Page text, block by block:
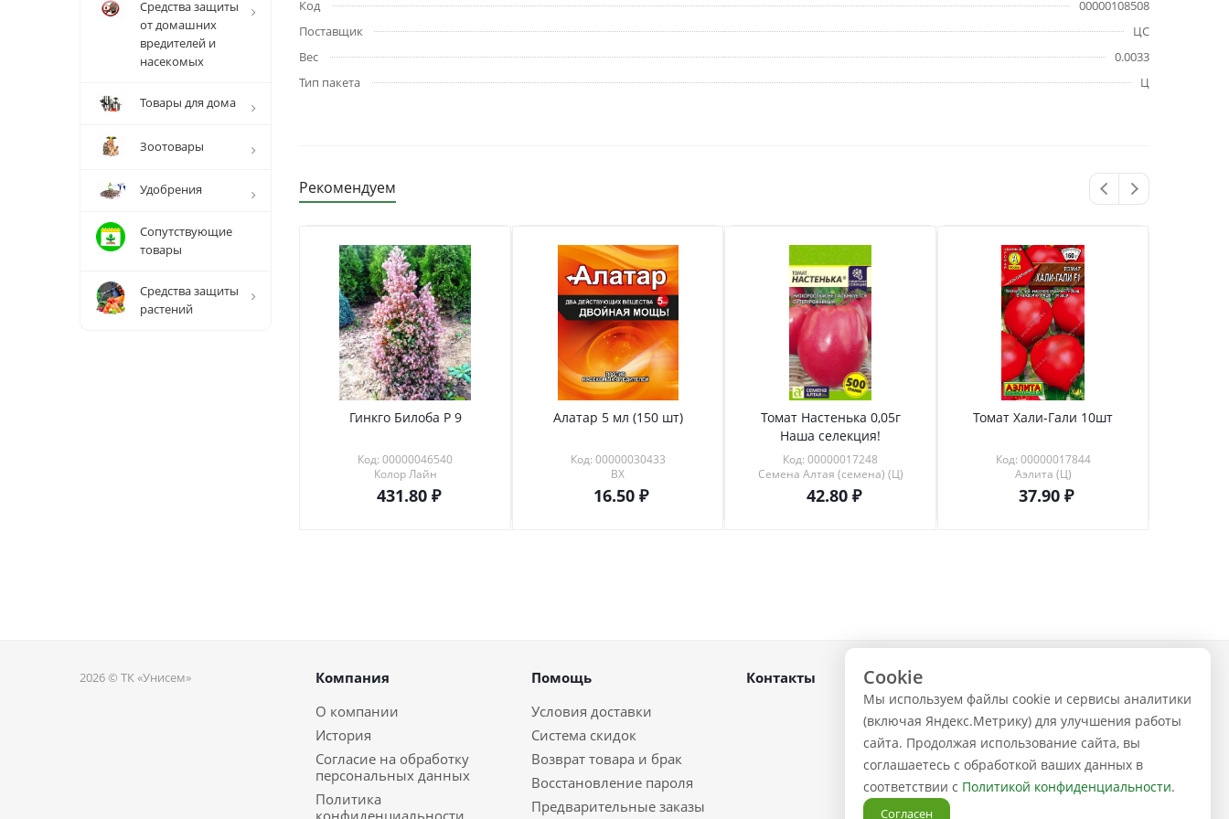
Код
00000108508
Поставщик
ЦС
Вес
0.0033
Тип пакета
Ц
Рекомендуем
Гинкго Билоба Р 9
Код: 00000046540
Колор Лайн
431.80
Алатар 5 мл (150 шт)
Код: 00000030433
ВХ
16.50
Томат Настенька 0,05г
Наша селекция!
Код: 00000017248
Семена Алтая (семена) (Ц)
42.80
Томат Хали-Гали 10шт
Код: 00000017844
Аэлита (Ц)
37.90
Средства защиты
от домашних
вредителей и
насекомых
Товары для дома
Зоотовары
Удобрения
Сопутствующие
товары
Средства защиты
растений
2026 © ТК «Унисем»
Компания
О компании
История
Согласие на обработку
персональных данных
Политика
конфиденциальности
Помощь
Условия доставки
Система скидок
Возврат товара и брак
Восстановление пароля
Предварительные заказы
Контакты
ЗАКАЗАТЬ ЗВОНОК
Cookie
Мы используем файлы cookie и сервисы аналитики
(включая Яндекс.Метрику) для улучшения работы
сайта. Продолжая использование сайта, вы
соглашаетесь с обработкой ваших данных в
соответствии с Политикой конфиденциальности.
Согласен